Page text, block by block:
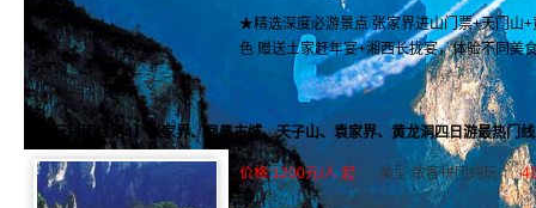
★精选深度必游景点 张家界进山门票+天门山
色 赠送土家赶年宴+湘西长拢宴，体验不同美
【纯玩拼团线路4】张家界、凤凰古城、天子山、袁家界、黄龙洞四日游最热门
价格:1200元/人 起 类型:散客拼团纯玩 4